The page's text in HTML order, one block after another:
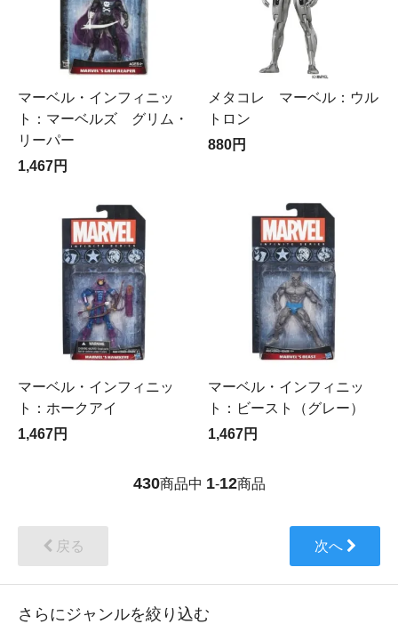
マーベル・インフィニッ
ト：マーベルズ グリム・
リーパー
1,467円
メタコレ マーベル：ウル
トロン
880円
マーベル・インフィニッ
ト：ホークアイ
1,467円
マーベル・インフィニッ
ト：ビースト（グレー）
1,467円
430商品中 1-12商品
戻る 次へ
さらにジャンルを絞り込む